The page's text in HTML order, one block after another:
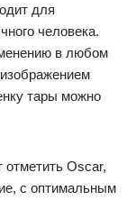
для
человека.
в любом
тары можно
отметить Oscar,
с оптимальным